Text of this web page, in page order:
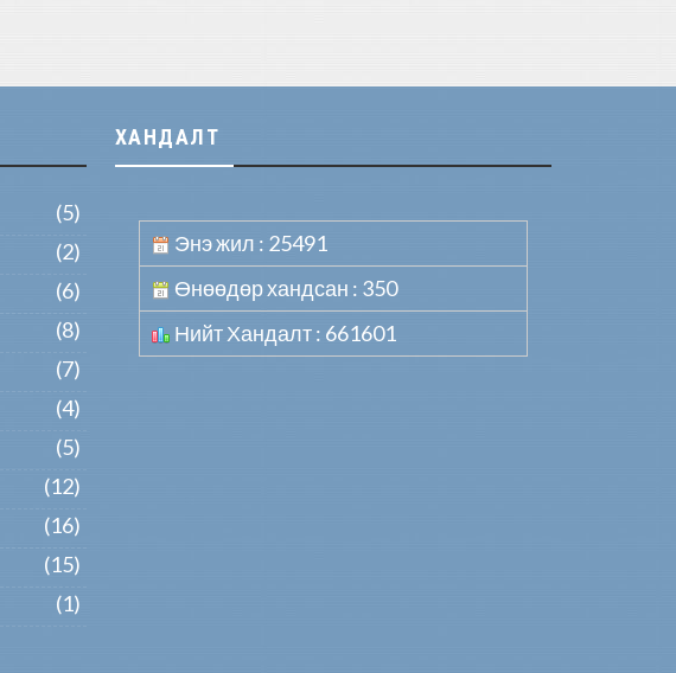
(5)
(2)
(6)
(8)
(7)
(4)
(5)
(12)
(16)
(15)
(1)
ХАНДАЛТ
Энэ жил : 25491
Өнөөдөр хандсан : 350
Нийт Хандалт : 661601